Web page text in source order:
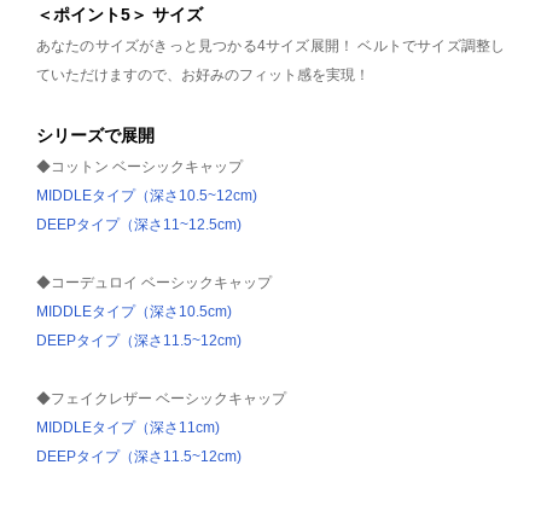
＜ポイント5＞ サイズ
あなたのサイズがきっと見つかる4サイズ展開！ ベルトでサイズ調整し
ていただけますので、お好みのフィット感を実現！
シリーズで展開
◆コットン ベーシックキャップ
MIDDLEタイプ（深さ10.5~12cm)
DEEPタイプ（深さ11~12.5cm)
◆コーデュロイ ベーシックキャップ
MIDDLEタイプ（深さ10.5cm)
DEEPタイプ（深さ11.5~12cm)
◆フェイクレザー ベーシックキャップ
MIDDLEタイプ（深さ11cm)
DEEPタイプ（深さ11.5~12cm)